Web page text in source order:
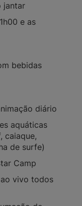
jantar
e as
bebidas
diário
aquáticas
caiaque,
de surfe)
Camp
vivo todos